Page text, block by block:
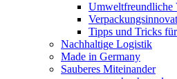
Umweltfreundliche
Tipps und Tricks
Nachhaltige Logistik
Made in Germany
Sauberes Miteinander